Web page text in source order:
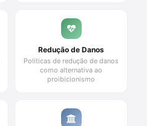
Redução de Danos
Políticas de redução de danos
como alternativa ao
proibicionismo